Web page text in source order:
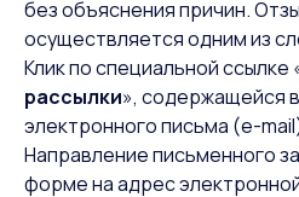
без объяснения причин.
осуществляется одним из
Клик по специальной ссылке
рассылки», содержащейся
электронного письма (e-
Направление письменного
форме на адрес